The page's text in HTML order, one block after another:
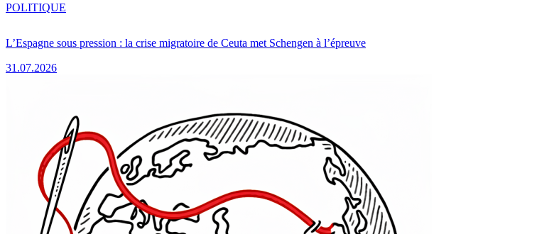
L’Espagne sous pression : la crise migratoire de Ceuta met Schengen à l’épreuve
31.07.2026
POLITIQUE